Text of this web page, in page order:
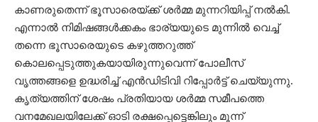
കാണരുതെന്ന് ഭൂസാരെയ്ക്ക് ശർമ്മ മുന്നറിയിപ്പ് നൽകി.
എന്നാൽ നിമിഷങ്ങൾക്കകം ഭാര്യയുടെ മുന്നിൽ വെച്ച്
തന്നെ ഭൂസാരെയുടെ കഴുത്തറുത്ത്
കൊലപ്പെടുത്തുകയായിരുന്നുവെന്ന് പോലീസ്
വൃത്തങ്ങളെ ഉദ്ധരിച്ച് എൻഡിടിവി റിപ്പോർട്ട് ചെയ്യുന്നു.
കൃത്യത്തിന് ശേഷം പ്രതിയായ ശർമ്മ സമീപത്തെ
വനമേഖലയിലേക്ക് ഓടി രക്ഷപ്പെട്ടെങ്കിലും മൂന്ന്